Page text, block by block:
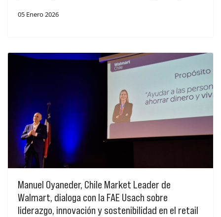
05 Enero 2026
Manuel Oyaneder, Chile Market Leader de
Walmart, dialoga con la FAE Usach sobre
liderazgo, innovación y sostenibilidad en el retail